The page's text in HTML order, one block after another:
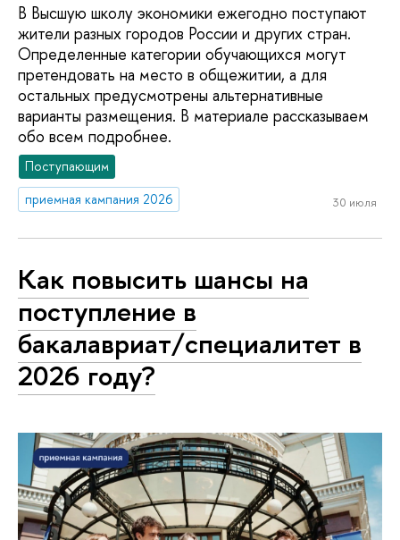
В Высшую школу экономики ежегодно поступают
жители разных городов России и других стран.
Определенные категории обучающихся могут
претендовать на место в общежитии, а для
остальных предусмотрены альтернативные
варианты размещения. В материале рассказываем
обо всем подробнее.
Поступающим
приемная кампания 2026
30 июля
Как повысить шансы на
поступление в
бакалавриат/специалитет в
2026 году?